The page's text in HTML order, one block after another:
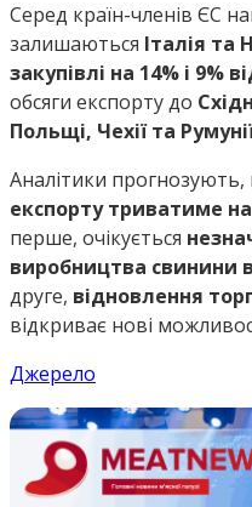
Серед країн-членів ЄС
залишаються Італія та
закупівлі на 14% і 9%
обсяги експорту до
Польщі, Чехії та
Аналітики
експорту триватиме
перше, очікується
виробництва свинини
друге, відновлення
відкриває нові
Джерело